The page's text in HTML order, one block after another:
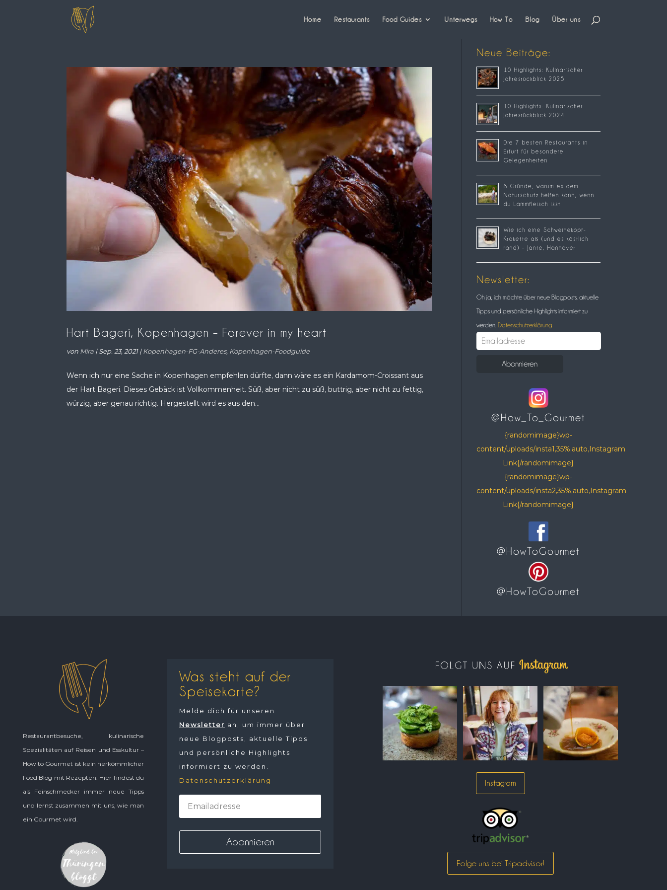
Home Restaurants Food Guides Unterwegs How To Blog Über uns
Hart Bageri, Kopenhagen – Forever in my heart
von Mira |Sep. 23, 2021|Kopenhagen-FG-Anderes, Kopenhagen-Foodguide
Wenn ich nur eine Sache in Kopenhagen empfehlen dürfte, dann wäre es ein Kardamom-Croissant aus
der Hart Bageri. Dieses Gebäck ist Vollkommenheit. Süß, aber nicht zu süß, buttrig, aber nicht zu fettig,
würzig, aber genau richtig. Hergestellt wird es aus den...
Neue Beiträge:
10 Highlights: Kulinarischer
Jahresrückblick 2025
10 Highlights: Kulinarischer
Jahresrückblick 2024
Die 7 besten Restaurants in
Erfurt für besondere
Gelegenheiten
8 Gründe, warum es dem
Naturschutz helfen kann, wenn
du Lammfleisch isst
Wie ich eine Schweinekopf-
Krokette aß (und es köstlich
fand) – Jante, Hannover
Newsletter:
Oh ja, ich möchte über neue Blogposts, aktuelle
Tipps und persönliche Highlights informiert zu
werden. Datenschutzerklärung
@How_To_Gourmet
{randomimage}wp-
content/uploads/insta1,35%,auto,Instagram
Link{/randomimage}
{randomimage}wp-
content/uploads/insta2,35%,auto,Instagram
Link{/randomimage}
@HowToGourmet
@HowToGourmet
Restaurantbesuche, kulinarische
Spezialitäten auf Reisen und Esskultur –
How to Gourmet ist kein herkömmlicher
Food Blog mit Rezepten. Hier findest du
als Feinschmecker immer neue Tipps
und lernst zusammen mit uns, wie man
ein Gourmet wird.
Was steht auf der
Speisekarte?
Melde dich für unseren
Newsletter an, um immer über
neue Blogposts, aktuelle Tipps
und persönliche Highlights
informiert zu werden.
Datenschutzerklärung
Instagram
Folge uns bei Tripadvisor!